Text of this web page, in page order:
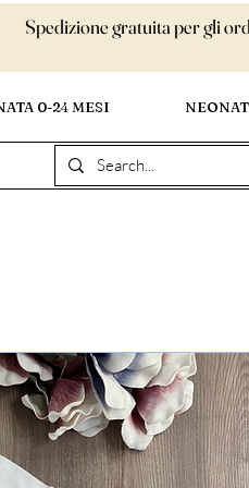
Spedizione gratuita per gli
0-24 MESI